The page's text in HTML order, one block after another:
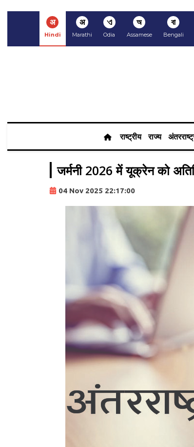
अ
Hindi
अ
Marathi
ଏ
Odia
অ
Assamese
বা
Bengali
राष्ट्रीय राज्य
जर्मनी 2026 में यूक्रेन को
04 Nov 2025 22:17:00